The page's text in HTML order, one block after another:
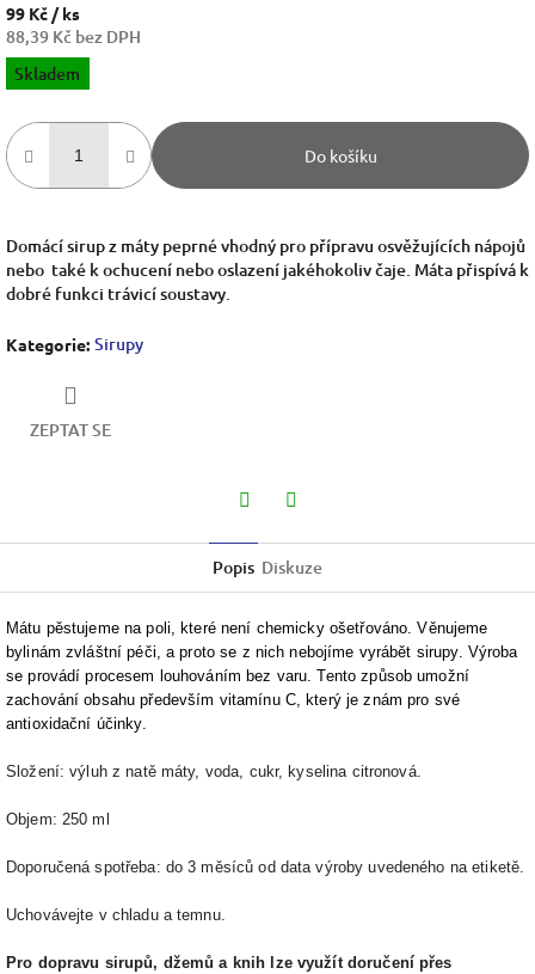
99 Kč / ks
88,39 Kč bez DPH
Měrná
cena:
Skladem
Do košíku
Domácí sirup z máty peprné vhodný pro přípravu osvěžujících nápojů
nebo také k ochucení nebo oslazení jakéhokoliv čaje. Máta přispívá k
dobré funkci trávicí soustavy.
Kategorie: Sirupy
ZEPTAT SE
Popis Diskuze
Mátu pěstujeme na poli, které není chemicky ošetřováno. Věnujeme
bylinám zvláštní péči, a proto se z nich nebojíme vyrábět sirupy. Výroba
se provádí procesem louhováním bez varu. Tento způsob umožní
zachování obsahu především vitamínu C, který je znám pro své
antioxidační účinky.
Složení: výluh z natě máty, voda, cukr, kyselina citronová.
Objem: 250 ml
Uchovávejte v chladu a temnu.
Pro dopravu sirupů, džemů a knih lze využít doručení přes